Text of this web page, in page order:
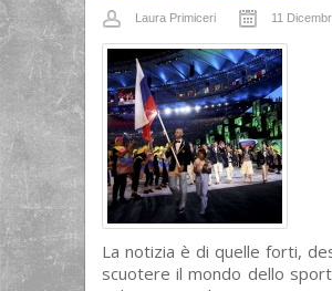
Laura Primiceri 11
La notizia è di quelle forti,
scuotere il mondo dello